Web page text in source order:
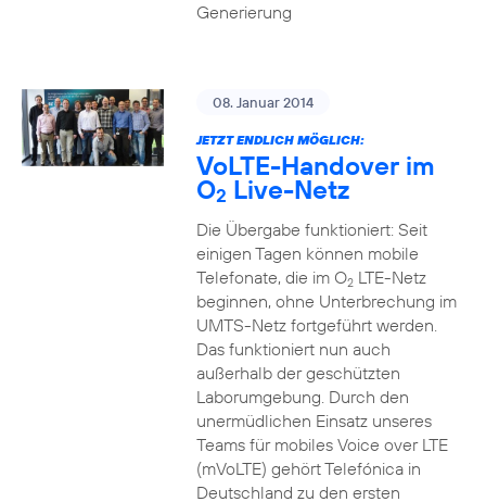
Generierung
08. Januar 2014
JETZT ENDLICH MÖGLICH:
VoLTE-Handover im
O2 Live-Netz
Die Übergabe funktioniert: Seit
einigen Tagen können mobile
Telefonate, die im O2LTE-Netz
beginnen, ohne Unterbrechung im
UMTS-Netz fortgeführt werden.
Das funktioniert nun auch
außerhalb der geschützten
Laborumgebung. Durch den
unermüdlichen Einsatz unseres
Teams für mobiles Voice over LTE
(mVoLTE) gehört Telefónica in
Deutschland zu den ersten